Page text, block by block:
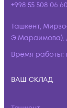
+998 55 508 06 60
Ташкент,
Э.Мараимова),
Время работы:
ВАШ СКЛАД